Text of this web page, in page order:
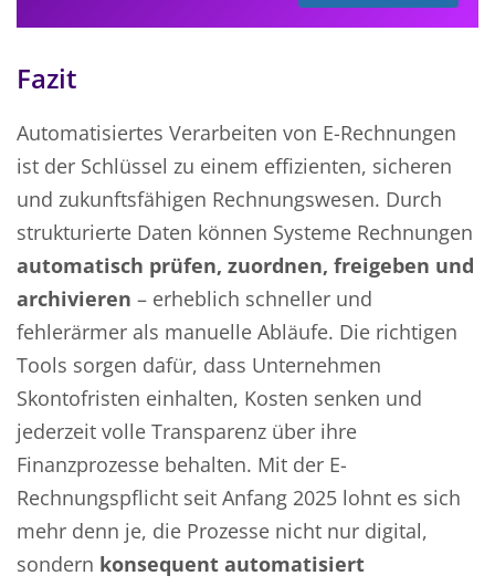
Fazit
Automatisiertes Verarbeiten von E-Rechnungen
ist der Schlüssel zu einem effizienten, sicheren
und zukunftsfähigen Rechnungswesen. Durch
strukturierte Daten können Systeme Rechnungen
automatisch prüfen, zuordnen, freigeben und
archivieren – erheblich schneller und
fehlerärmer als manuelle Abläufe. Die richtigen
Tools sorgen dafür, dass Unternehmen
Skontofristen einhalten, Kosten senken und
jederzeit volle Transparenz über ihre
Finanzprozesse behalten. Mit der E-
Rechnungspflicht seit Anfang 2025 lohnt es sich
mehr denn je, die Prozesse nicht nur digital,
sondern konsequent automatisiert